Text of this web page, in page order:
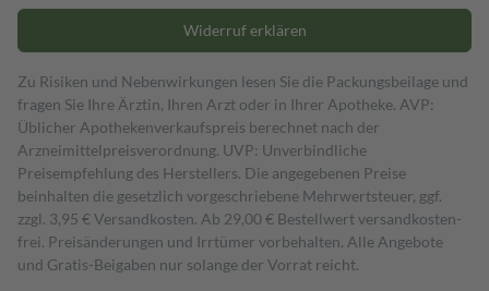
Widerruf erklären
Zu Risiken und Nebenwirkungen lesen Sie die Packungsbeilage und
fragen Sie Ihre Ärztin, Ihren Arzt oder in Ihrer Apotheke. AVP:
Üblicher Apothekenverkaufspreis berechnet nach der
Arzneimittelpreisverordnung. UVP: Unverbindliche
Preisempfehlung des Herstellers. Die angegebenen Preise
beinhalten die gesetzlich vorgeschriebene Mehrwertsteuer, ggf.
zzgl. 3,95 € Versandkosten. Ab 29,00 € Bestell­wert versand­kosten­
frei. Preisänderungen und Irrtümer vorbehalten. Alle Angebote
und Gratis-Beigaben nur solange der Vorrat reicht.